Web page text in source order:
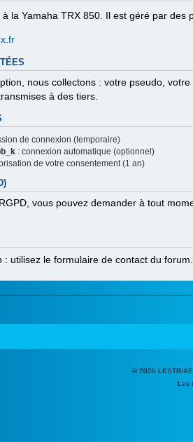
la Yamaha TRX 850. Il est géré par des
nous collectons : votre pseudo,
à des tiers.
de connexion (temporaire)
: connexion automatique (optionnel)
de votre consentement (1 an)
vous pouvez demander à tout
: utilisez le formulaire de contact du forum.
© 2026
Les